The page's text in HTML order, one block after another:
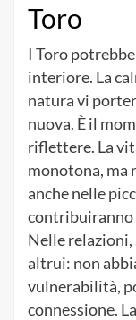
Toro
I Toro
interiore. La
natura vi
nuova. È il
riflettere. La
monotona, ma
anche nelle
Nelle
altrui: non
vulnerabilità,
connessione.